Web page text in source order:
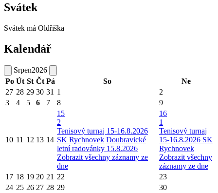
Svátek
Svátek má Oldřiška
Kalendář
Srpen2026
Po Út St Čt Pá So
Ne
27 28 29 30 31 1
2
3
4 5 6 7 8 9
10 11 12 13 14
15
2
Tenisový turnaj 15-16.8.2026
SK Rychnovek Doubravické
letní radovánky 15.8.2026
Zobrazit všechny záznamy ze
dne
16
1
Tenisový turnaj
15-16.8.2026 SK
Rychnovek
Zobrazit všechny
záznamy ze dne
17 18 19 20 21 22
23
24 25 26 27 28 29
30